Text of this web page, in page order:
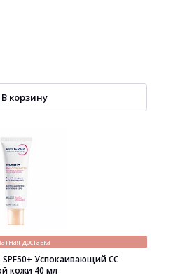
В корзину
доставка
Успокаивающий СС
кожи 40 мл